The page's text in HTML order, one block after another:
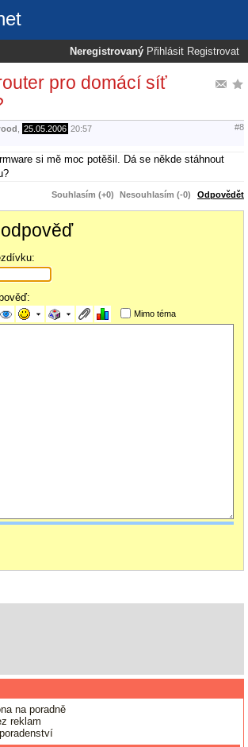
Neregistrovaný Přihlásit Registrovat
pro domácí síť
25.05.2006 20:57 #8
si mě moc potěšil. Dá se někde stáhnout
Souhlasím (+0) Nesouhlasím (-0) Odpovědět
Mimo téma
na poradně
reklam